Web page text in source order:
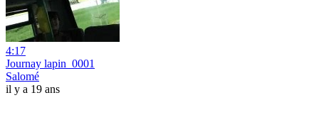
4:17
Journay lapin_0001
Salomé
il y a 19 ans